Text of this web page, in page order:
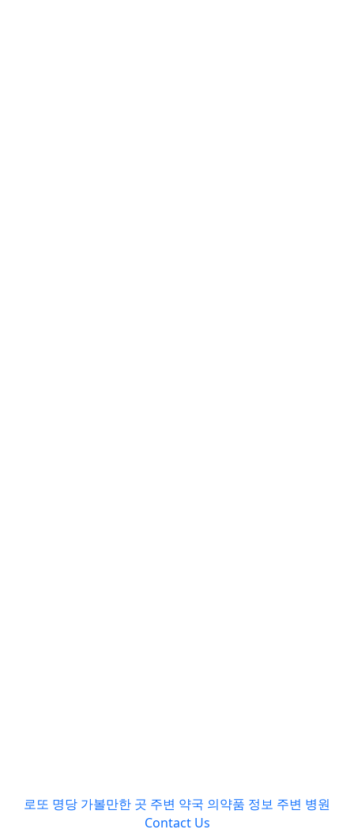
로또 명당 가볼만한 곳 주변 약국 의약품 정보 주변 병원
Contact Us